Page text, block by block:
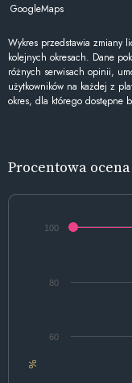
GoogleMaps
Wykres przedstawia zmiany
kolejnych okresach. Dane
różnych serwisach opinii,
użytkowników na każdej z
okres, dla którego dostępne
Procentowa ocena
%
60
80
100